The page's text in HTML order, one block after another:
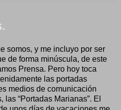
somos, y me incluyo por ser
de forma minúscula, de este
Prensa. Pero hoy toca
las portadas
medios de comunicación
“Portadas Marianas”. El